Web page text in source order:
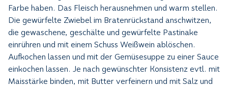
Farbe haben. Das Fleisch herausnehmen und warm stellen.
Die gewürfelte Zwiebel im Bratenrückstand anschwitzen,
die gewaschene, geschälte und gewürfelte Pastinake
einrühren und mit einem Schuss Weißwein ablöschen.
Aufkochen lassen und mit der Gemüsesuppe zu einer Sauce
einkochen lassen. Je nach gewünschter Konsistenz evtl. mit
Maisstärke binden, mit Butter verfeinern und mit Salz und